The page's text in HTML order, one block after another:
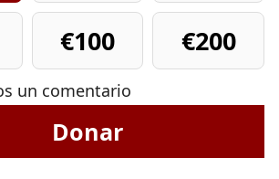
€100 €200
un comentario
Donar